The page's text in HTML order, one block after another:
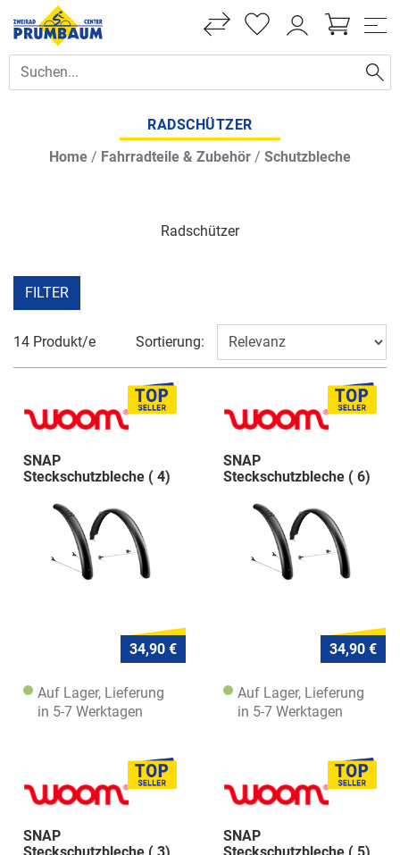
RADSCHÜTZER
Home / Fahrradteile & Zubehör / Schutzbleche
Radschützer
FILTER
14 Produkt/e Sortierung:
SNAP
Steckschutzbleche ( 4)
34,90 €
Auf Lager, Lieferung
in 5-7 Werktagen
SNAP
Steckschutzbleche ( 6)
34,90 €
Auf Lager, Lieferung
in 5-7 Werktagen
SNAP
Steckschutzbleche ( 3)
SNAP
Steckschutzbleche ( 5)